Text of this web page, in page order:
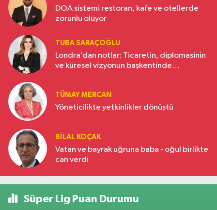
DOA sistemi restoran, kafe ve otellerde
zorunlu oluyor
TUBA SARAÇOĞLU
Londra’dan notlar: Ticaretin, diplomasinin
ve küresel vizyonun başkentinde
TÜMAY MERCAN
Yöneticilikte yetkinlikler dönüştü
BILAL KOÇAK
Vatan ve bayrak uğruna baba - oğul birlikte
can verdi
Süper Lig Puan Durumu